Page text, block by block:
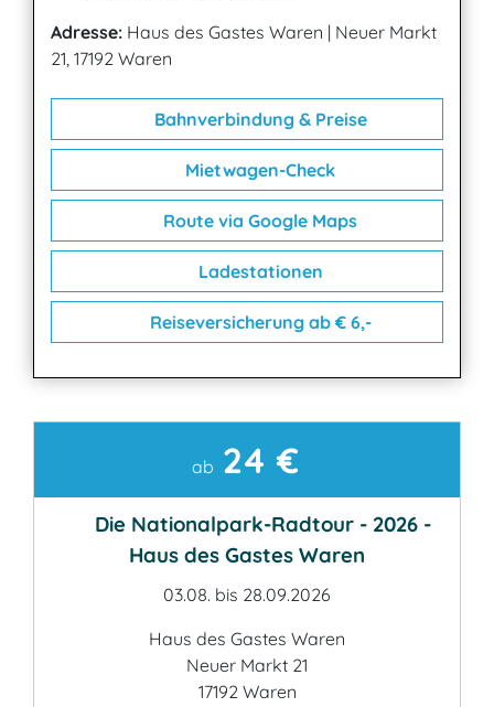
Adresse: Haus des Gastes Waren | Neuer Markt
21, 17192 Waren
Bahnverbindung & Preise
Mietwagen-Check
Route via Google Maps
Ladestationen
Reiseversicherung ab € 6,-
ab 24 €
Die Nationalpark-Radtour - 2026 -
Haus des Gastes Waren
03.08. bis 28.09.2026
Haus des Gastes Waren
Neuer Markt 21
17192 Waren